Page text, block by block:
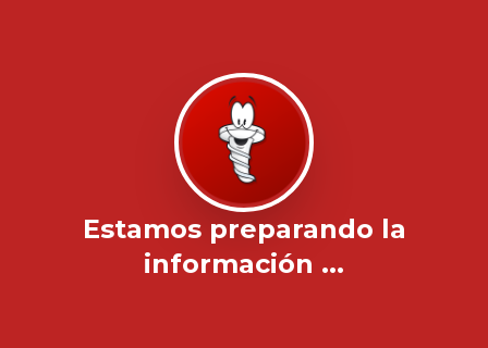
Estamos preparando la
información ...